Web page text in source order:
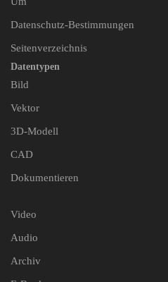
Datenschutz-Bestimmungen
Seitenverzeichnis
Datentypen
Bild
Vektor
3D-Modell
CAD
Dokumentieren
Video
Audio
Archiv